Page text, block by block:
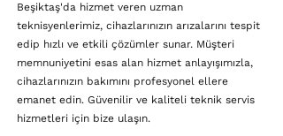
Beşiktaş'da hizmet veren uzman
teknisyenlerimiz, cihazlarınızın arızalarını tespit
edip hızlı ve etkili çözümler sunar. Müşteri
memnuniyetini esas alan hizmet anlayışımızla,
cihazlarınızın bakımını profesyonel ellere
emanet edin. Güvenilir ve kaliteli teknik servis
hizmetleri için bize ulaşın.